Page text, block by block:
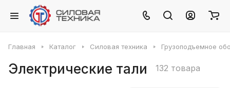
Главная Каталог Силовая техника Грузоподъемное
Электрические тали 132 товара